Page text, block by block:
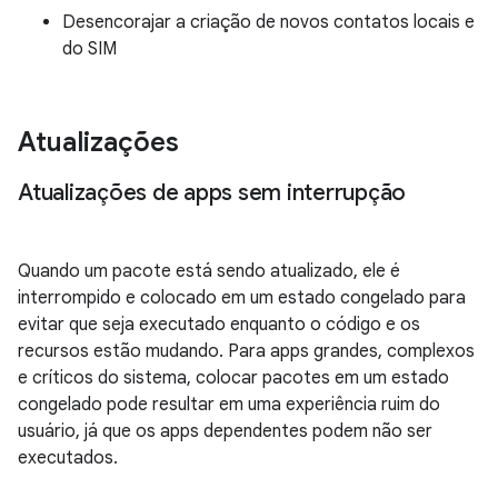
Desencorajar a criação de novos contatos locais e
do SIM
Atualizações
Atualizações de apps sem interrupção
Quando um pacote está sendo atualizado, ele é
interrompido e colocado em um estado congelado para
evitar que seja executado enquanto o código e os
recursos estão mudando. Para apps grandes, complexos
e críticos do sistema, colocar pacotes em um estado
congelado pode resultar em uma experiência ruim do
usuário, já que os apps dependentes podem não ser
executados.